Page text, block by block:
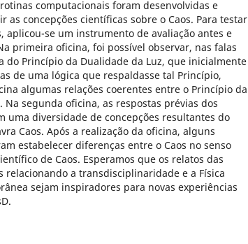
computacionais foram desenvolvidas e
as concepções científicas sobre o Caos. Para testar
aplicou-se um instrumento de avaliação antes e
primeira oficina, foi possível observar, nas falas
do Princípio da Dualidade da Luz, que inicialmente
de uma lógica que respaldasse tal Princípio,
algumas relações coerentes entre o Princípio da
Na segunda oficina, as respostas prévias dos
uma diversidade de concepções resultantes do
Caos. Após a realização da oficina, alguns
estabelecer diferenças entre o Caos no senso
de Caos. Esperamos que os relatos das
relacionando a transdisciplinaridade e a Física
sejam inspiradores para novas experiências